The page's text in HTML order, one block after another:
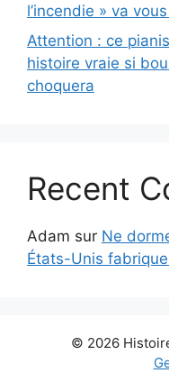
l’incendie » va
Attention : ce
histoire vraie si
choquera
Recent
Adam sur Ne
États-Unis
© 2026